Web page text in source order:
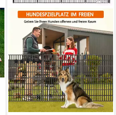
GARVEEMORE
Gartenzaun Dekorative Metall
Garten Zaun, Barriere Zaun,
Garten Grenze Zaun
(1)
123,99 € UVP212,00 €
-42%
lieferbar - in 4-5 Werktagen bei dir